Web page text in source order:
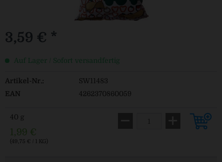
3,59 € *
Auf Lager / Sofort versandfertig
Artikel-Nr.:
SW11483
EAN
4262370860059
40 g
1,99 €
(49,75 € / 1 KG)